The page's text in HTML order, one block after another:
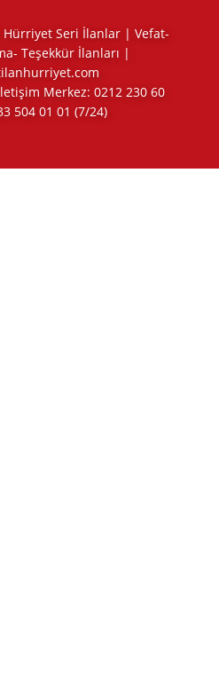
Seri İlanlar | Vefat-
Teşekkür İlanları |
Merkez: 0212 230 60
504 01 01 (7/24)